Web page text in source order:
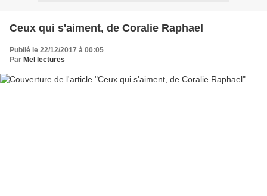
Ceux qui s'aiment, de Coralie Raphael
Publié le 22/12/2017 à 00:05
Par Mel lectures